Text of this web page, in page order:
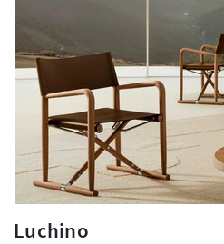
Luchino